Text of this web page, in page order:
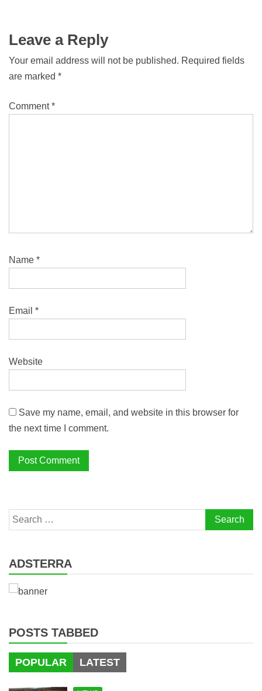
Leave a Reply
Your email address will not be published. Required fields
are marked *
Comment*
Name *
Email *
Website
Save my name, email, and website in this browser for
the next time I comment.
Search
for:
ADSTERRA
POSTS TABBED
POPULAR LATEST